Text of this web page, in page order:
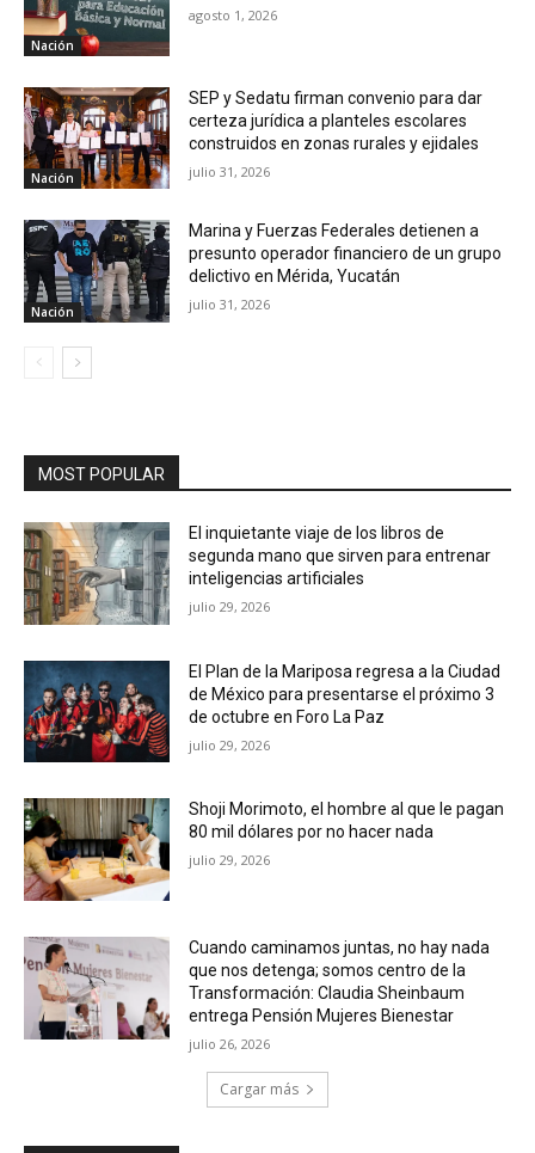
Nación
agosto 1, 2026
Nación
SEP y Sedatu firman convenio para dar
certeza jurídica a planteles escolares
construidos en zonas rurales y ejidales
julio 31, 2026
Nación
Marina y Fuerzas Federales detienen a
presunto operador financiero de un grupo
delictivo en Mérida, Yucatán
julio 31, 2026
MOST POPULAR
El inquietante viaje de los libros de
segunda mano que sirven para entrenar
inteligencias artificiales
julio 29, 2026
El Plan de la Mariposa regresa a la Ciudad
de México para presentarse el próximo 3
de octubre en Foro La Paz
julio 29, 2026
Shoji Morimoto, el hombre al que le pagan
80 mil dólares por no hacer nada
julio 29, 2026
Cuando caminamos juntas, no hay nada
que nos detenga; somos centro de la
Transformación: Claudia Sheinbaum
entrega Pensión Mujeres Bienestar
julio 26, 2026
Cargar más